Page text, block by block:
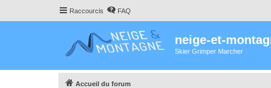
Raccourcis FAQ
neige-et-
Skier Grimper Marcher
Accueil du forum